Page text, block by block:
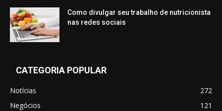
Como divulgar seu trabalho de nutricionista
nas redes sociais
CATEGORIA POPULAR
Notícias
272
Negócios
121